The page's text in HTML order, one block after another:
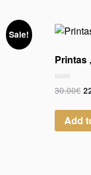
Sale!
Printas
Rated
0
of
30.00€
Add